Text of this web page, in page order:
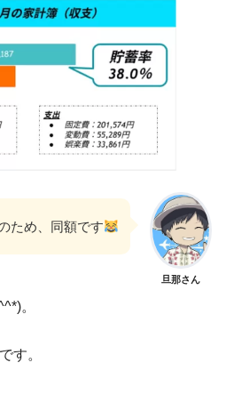
旦那さん
ため、同額です
。
す。